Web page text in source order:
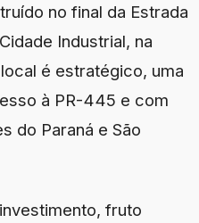
no final da Estrada
Industrial, na
é estratégico, uma
à PR-445 e com
do Paraná e São
fruto